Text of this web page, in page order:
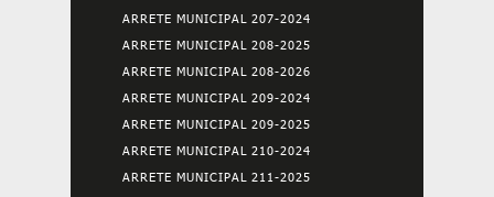
ARRETE MUNICIPAL 207-2024
ARRETE MUNICIPAL 208-2025
ARRETE MUNICIPAL 208-2026
ARRETE MUNICIPAL 209-2024
ARRETE MUNICIPAL 209-2025
ARRETE MUNICIPAL 210-2024
ARRETE MUNICIPAL 211-2025